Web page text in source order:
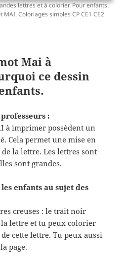
lettres et à colorier. Pour enfants.
Coloriages simples CP CE1 CE2
Mai à
ce dessin
:
à imprimer possèdent un
Cela permet une mise en
la lettre. Les lettres sont
sont grandes.
enfants au sujet des
creuses : le trait noir
lettre et tu peux colorier
cette lettre. Tu peux aussi
page.